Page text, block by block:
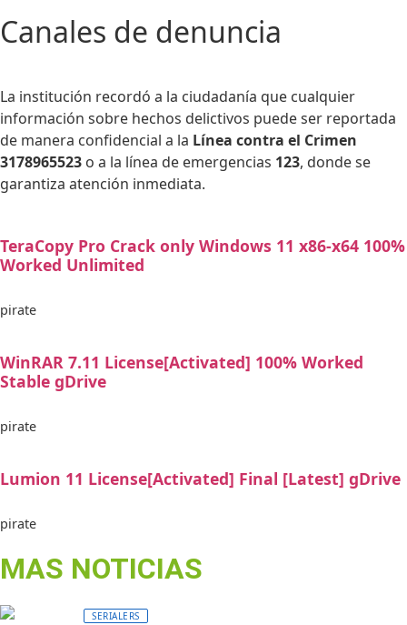
Canales de denuncia
La institución recordó a la ciudadanía que cualquier
información sobre hechos delictivos puede ser reportada
de manera confidencial a la Línea contra el Crimen
3178965523 o a la línea de emergencias 123, donde se
garantiza atención inmediata.
TeraCopy Pro Crack only Windows 11 x86-x64 100%
Worked Unlimited
pirate
WinRAR 7.11 License[Activated] 100% Worked
Stable gDrive
pirate
Lumion 11 License[Activated] Final [Latest] gDrive
pirate
MAS NOTICIAS
SERIALERS